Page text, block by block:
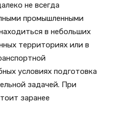
не всегда
промышленными
в небольших
территориях или в
условиях подготовка
задачей. При
заранее